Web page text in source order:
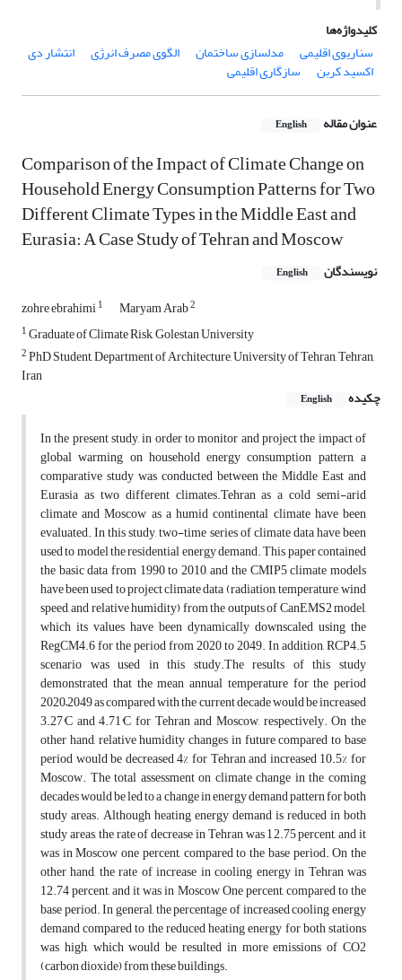
کلیدواژه‌ها
سناریوی اقلیمی
مدلسازی ساختمان الگوی مصرف انرژی انتشار دی
اکسید کربن سازگاری اقلیمی
عنوان مقاله English
Comparison of the Impact of Climate Change on
Household Energy Consumption Patterns for Two
Different Climate Types in the Middle East and
Eurasia: A Case Study of Tehran and Moscow
نویسندگان English
zohre ebrahimi1 Maryam Arab2
1Graduate of Climate Risk, Golestan University
2PhD Student, Department of Architecture, University of Tehran, Tehran,
Iran
چکیده
English
In the present study, in order to monitor and project the impact of
global warming on household energy consumption pattern, a
comparative study was conducted between the Middle East and
Eurasia as two different climates.Tehran as a cold semi-arid
climate and Moscow as a humid continental climate have been
evaluated. In this study, two-time series of climate data have been
used to model the residential energy demand. This paper contained
the basic data from 1990 to 2010, and the CMIP5 climate models
have been used to project climate data (radiation, temperature, wind
speed, and relative humidity) from the outputs of CanEMS2 model,
which its values have been dynamically downscaled using the
RegCM4.6 for the period from 2020 to 2049. In addition, RCP4.5
scenario was used in this study.The results of this study
demonstrated that the mean annual temperature for the period
2020–2049 as compared with the current decade would be increased
3.27°C and 4.71°C for Tehran and Moscow, respectively. On the
other hand, relative humidity changes in future compared to base
period would be decreased 4% for Tehran and increased 10.5% for
Moscow. The total assessment on climate change in the coming
decades would be led to a change in energy demand pattern for both
study areas. Although heating energy demand is reduced in both
study areas, the rate of decrease in Tehran was 12.75 percent, and it
was in Moscow one percent, compared to the base period. On the
other hand, the rate of increase in cooling energy in Tehran was
12.74 percent, and it was in Moscow One percent, compared to the
base period. In general, the percentage of increased cooling energy
demand compared to the reduced heating energy for both stations
was high, which would be resulted in more emissions of CO2
(carbon dioxide) from these buildings.